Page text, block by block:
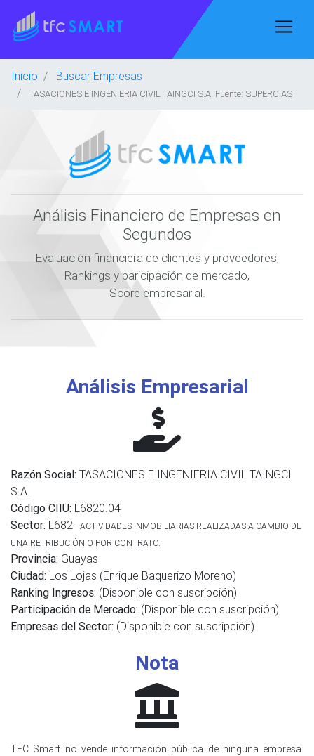
Inicio Buscar Empresas
TASACIONES E INGENIERIA CIVIL TAINGCI S.A. Fuente: SUPERCIAS
Análisis Financiero de Empresas en
Segundos
Evaluación financiera de clientes y proveedores,
Rankings y paricipación de mercado,
Score empresarial.
Análisis Empresarial
Razón Social: TASACIONES E INGENIERIA CIVIL TAINGCI
S.A.
Código CIIU: L6820.04
Sector: L682 - ACTIVIDADES INMOBILIARIAS REALIZADAS A CAMBIO DE
UNA RETRIBUCIÓN O POR CONTRATO.
Provincia: Guayas
Ciudad: Los Lojas (Enrique Baquerizo Moreno)
Ranking Ingresos: (Disponible con suscripción)
Participación de Mercado: (Disponible con suscripción)
Empresas del Sector: (Disponible con suscripción)
Nota
TFC Smart no vende información pública de ninguna empresa.